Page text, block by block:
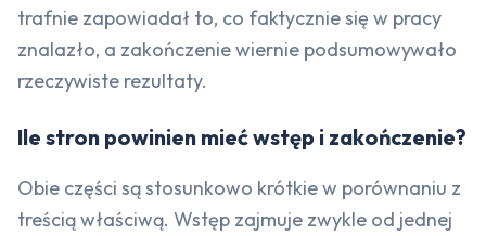
trafnie zapowiadał to, co faktycznie się w pracy
znalazło, a zakończenie wiernie podsumowywało
rzeczywiste rezultaty.
Ile stron powinien mieć wstęp i zakończenie?
Obie części są stosunkowo krótkie w porównaniu z
treścią właściwą. Wstęp zajmuje zwykle od jednej